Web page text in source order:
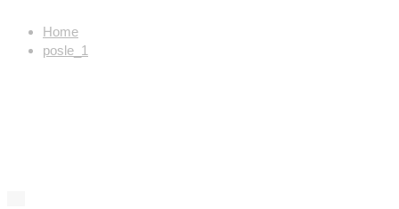
Home
posle_1